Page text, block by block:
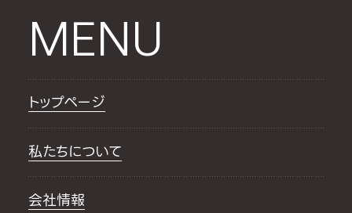
MENU
トップページ
私たちについて
会社情報